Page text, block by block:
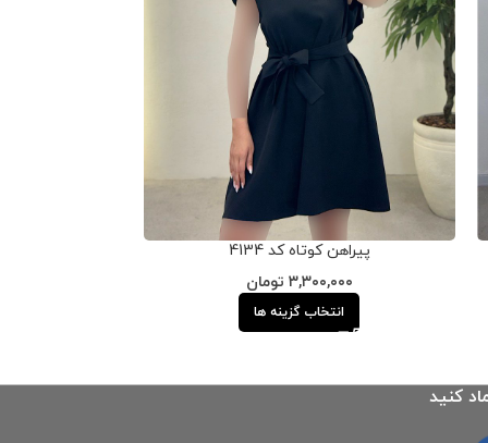
پیراهن کوتاه کد 4134
۳,۳۰۰,۰۰۰ تومان
انتخاب گزینه ها
کنید